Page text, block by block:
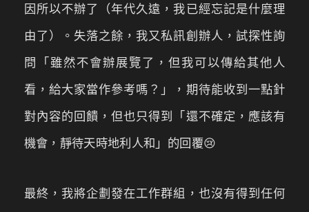
因所以不辦了（年代久遠，我已經忘記是什麼理
由了）。失落之餘，我又私訊創辦人，試探性詢
問「雖然不會辦展覽了，但我可以傳給其他人
看，給大家當作參考嗎？」，期待能收到一點針
對內容的回饋，但也只得到「還不確定，應該有
機會，靜待天時地利人和」的回覆😢
最終，我將企劃發在工作群組，也沒有得到任何